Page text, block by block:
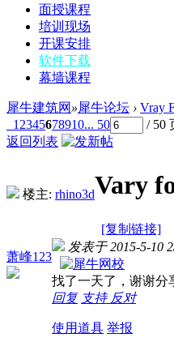
面授课程
培训现场
开课安排
软件下载
幕墙课程
犀牛建筑网 »犀牛论坛 › Vray
1 2345678910... 50 / 50
返回列表
楼主: rhino3dVary
[复制链接]
萧峰123
发表于 2015-5-10
找了一天了，谢谢分
回复 支持 反对
使用道具 举报